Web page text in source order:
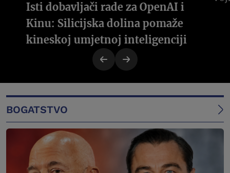
Isti dobavljači rade za OpenAI i
Kinu: Silicijska dolina pomaže
kineskoj umjetnoj inteligenciji
BOGATSTVO